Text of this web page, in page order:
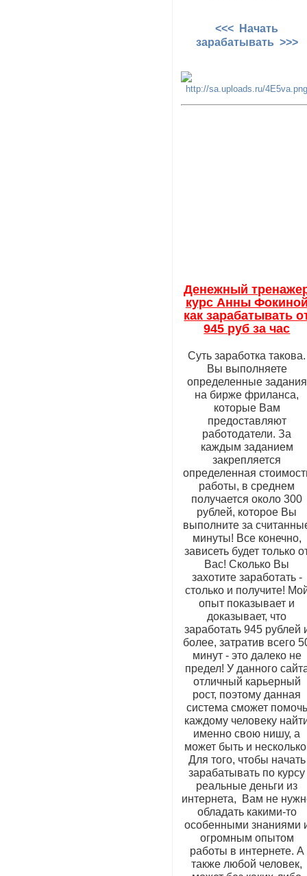
<<< Начать
зарабатывать >>>
Денежный
курс Анны
как зарабатывать
945 руб за час
Суть заработка такова.
Вы выполняете
определенные задания
на бирже фриланса,
которые Вам
предоставляют
работодатели. За
каждым заданием
закрепляется
определенная
работы, в среднем
получается около 300
рублей, которое Вы
выполните за
минуты! Все конечно,
зависеть будет только
Вас! Сколько Вы
захотите заработать -
столько и получите!
опыт показывает и
доказывает, что
заработать 945 рублей
более, затратив всего
минут - это далеко не
предел! У данного
отличный карьерный
рост, поэтому данная
система сможет помочь
каждому человеку
именно свою нишу, а
может быть и
Для того, чтобы начать
зарабатывать по курсу
реальные деньги из
интернета, Вам не
обладать какими-то
особенными знаниями
огромным опытом
работы в интернете. А
также любой человек,